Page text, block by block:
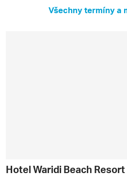
Všechny termíny a
Hotel Waridi Beach Resort